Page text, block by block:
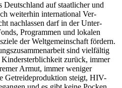
Deutsch­land auf staat­licher und
weiter­hin inter­national Ver­
nach­lassen darf in der Unter­
Pro­grammen und lokalen
der Welt­gemeinschaft fördern.
sind viel­fältig
zurück, immer
Armut, immer weniger
Getreide­produktion steigt, HIV-